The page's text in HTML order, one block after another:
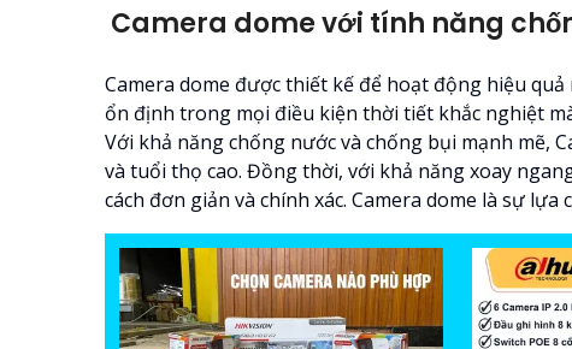
Camera dome với tính năng
Camera dome được thiết kế để hoạt động hiệu
ổn định trong mọi điều kiện thời tiết khắc nghiệt
Với khả năng chống nước và chống bụi mạnh mẽ,
và tuổi thọ cao. Đồng thời, với khả năng xoay
cách đơn giản và chính xác. Camera dome là sự